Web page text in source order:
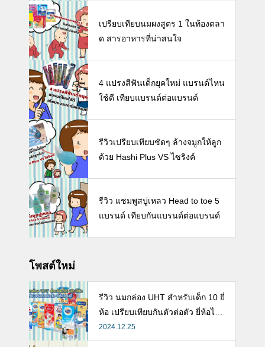
เปรียบเทียบนมผงสูตร 1 ในท้องตลา
ด สารอาหารที่น่าสนใจ
4 แปรงสีฟันเด็กยุคใหม่ แบรนด์ไหน
ใช้ดี เทียบแบรนด์ต่อแบรนด์
รีวิวเปรียบเทียบชัดๆ ล้างจมูกให้ลูก
ด้วย Hashi Plus VS ไซริงค์
รีวิว แชมพูสบู่เหลว Head to toe 5
แบรนด์ เทียบกันแบรนด์ต่อแบรนด์
โพสต์ใหม่
รีวิว นมกล่อง UHT สำหรับเด็ก 10 ยี่
ห้อ เปรียบเทียบกันตัวต่อตัว ยี่ห้อไห
นดี พร้อมแนะวิธีการเลือกนมกล่องใ
ห้ลูก
2024.12.25